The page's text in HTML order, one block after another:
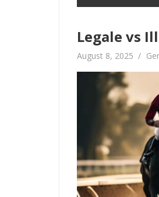
Legale vs
August 8, 2025